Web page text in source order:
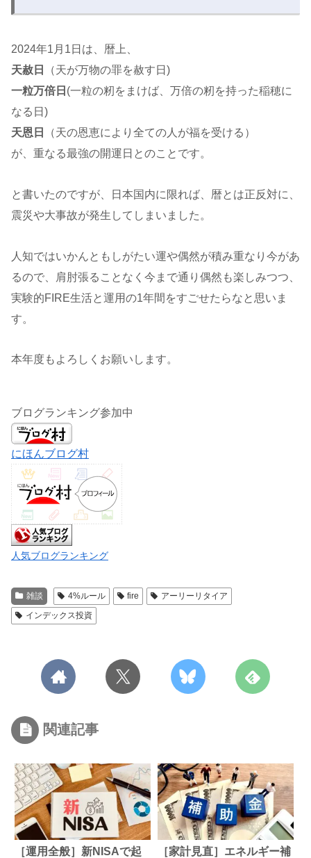
2024年1月1日は、暦上、
天赦日
（天が万物の罪を赦す日)
一粒万倍日 (一粒の籾をまけば、万倍の籾を持った稲穂に
なる日)
天恩日
（天の恩恵により全ての人が福を受ける）
が、重なる最強の開運日とのことです。
と書いたのですが、日本国内に限れば、暦とは正反対に、
震災や大事故が発生してしまいました。
人知ではいかんともしがたい運や偶然が積み重なり今があ
るので、肩肘張ることなく今まで通り偶然も楽しみつつ、
実験的FIRE生活と運用の1年間をすごせたらなと思いま
す。
本年度もよろしくお願いします。
ブログランキング参加中
にほんブログ村
人気ブログランキング
雑談 4%ルール fire
アーリーリタイア
インデックス投資
関連記事
［運用全般］新NISAで起
［家計見直］エネルギー補